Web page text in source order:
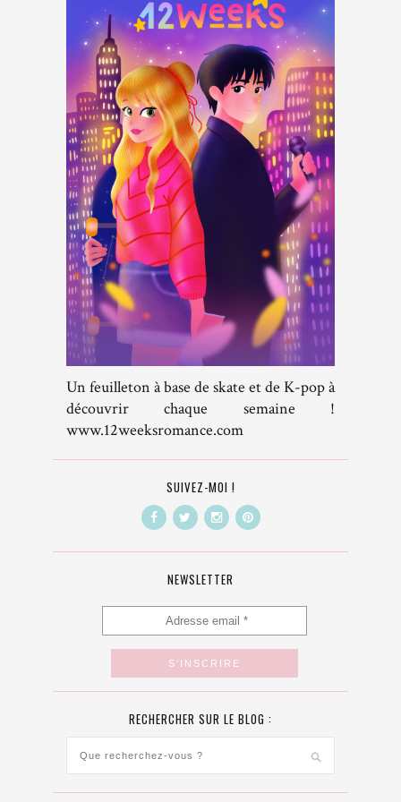
Un feuilleton à base de skate et de K-pop à
découvrir chaque semaine !
www.12weeksromance.com
SUIVEZ-MOI !
NEWSLETTER
RECHERCHER SUR LE BLOG :